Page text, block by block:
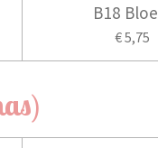
B18
€ 5,75